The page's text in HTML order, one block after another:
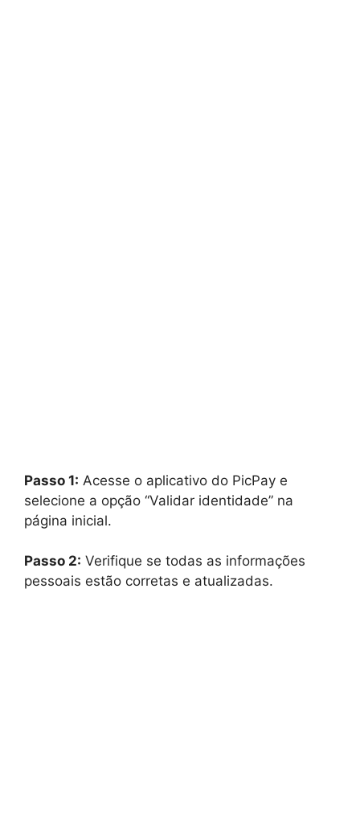
Passo 1: Acesse o aplicativo do PicPay e
selecione a opção “Validar identidade” na
página inicial.
Passo 2: Verifique se todas as informações
pessoais estão corretas e atualizadas.